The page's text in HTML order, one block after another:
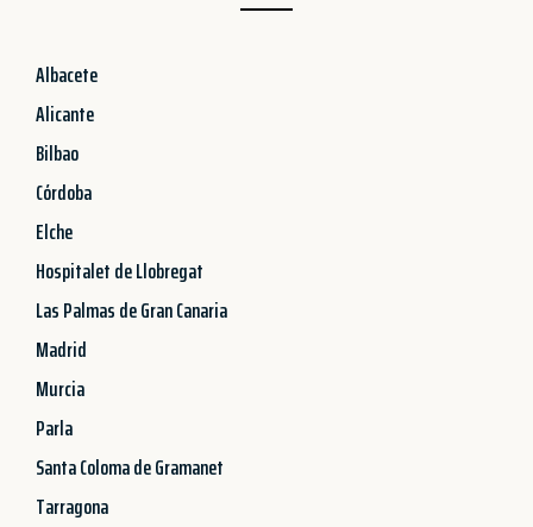
Albacete
Alicante
Bilbao
Córdoba
Elche
Hospitalet de Llobregat
Las Palmas de Gran Canaria
Madrid
Murcia
Parla
Santa Coloma de Gramanet
Tarragona